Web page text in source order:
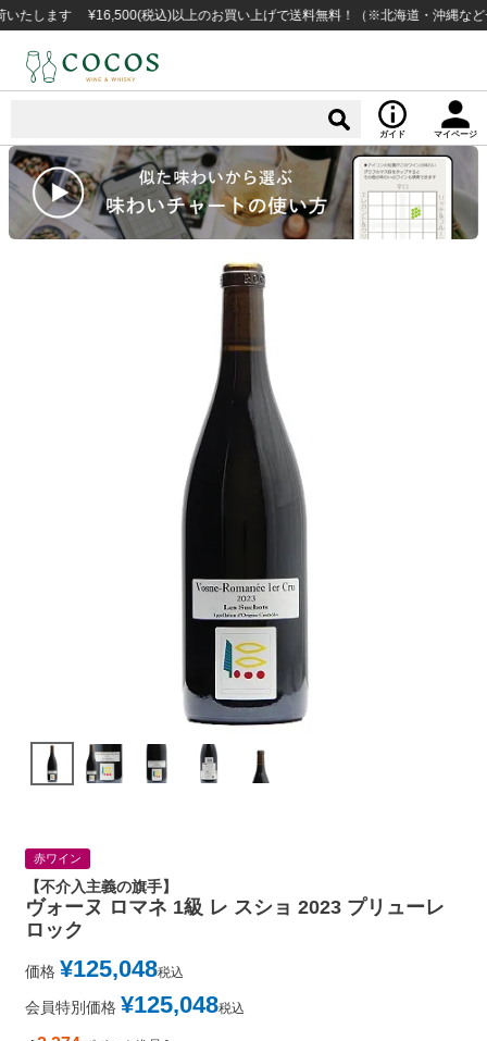
す ¥16,500(税込)以上のお買い上げで送料無料！（※北海道・沖縄など一部例
ガイド マイページ
赤ワイン
【不介入主義の旗手】
ヴォーヌ ロマネ 1級 レ スショ 2023 プリューレ
ロック
価格 ¥125,048税込
会員特別価格 ¥125,048税込